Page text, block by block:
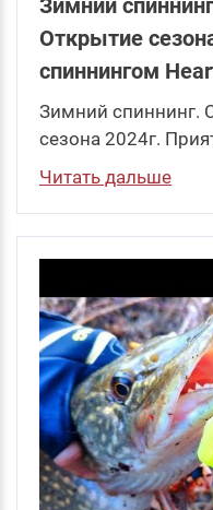
Зимний
Открытие
спиннингом
Зимний спиннинг.
сезона 2024г.
Читать дальше